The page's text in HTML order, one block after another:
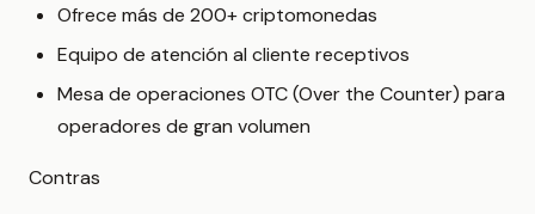
Ofrece más de 200+ criptomonedas
Equipo de atención al cliente receptivos
Mesa de operaciones OTC (Over the Counter) para
operadores de gran volumen
Contras